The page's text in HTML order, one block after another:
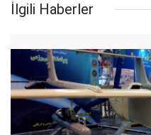
İlgili Haberler